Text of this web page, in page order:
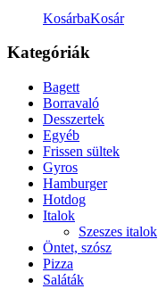
KosárbaKosár
Kategóriák
Bagett
Borravaló
Desszertek
Egyéb
Frissen sültek
Gyros
Hamburger
Hotdog
Italok
Szeszes italok
Öntet, szósz
Pizza
Saláták